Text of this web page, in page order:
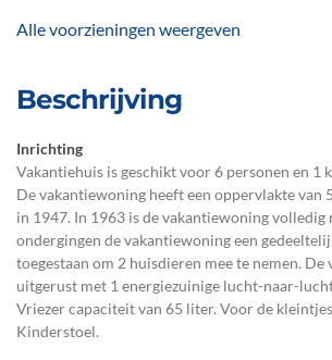
Alle voorzieningen weergeven
Beschrijving
Inrichting
Vakantiehuis is geschikt voor 6 personen en 1
De vakantiewoning heeft een oppervlakte van
in 1947. In 1963 is de vakantiewoning volledig
ondergingen de vakantiewoning een
toegestaan om 2 huisdieren mee te nemen.
uitgerust met 1 energiezuinige lucht-naar-
Vriezer capaciteit van 65 liter. Voor de
Kinderstoel.